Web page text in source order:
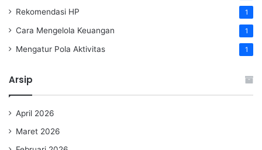
Rekomendasi HP 1
Cara Mengelola Keuangan 1
Mengatur Pola Aktivitas 1
Arsip
April 2026
Maret 2026